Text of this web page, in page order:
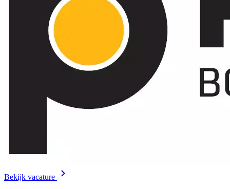
Bekijk vacature